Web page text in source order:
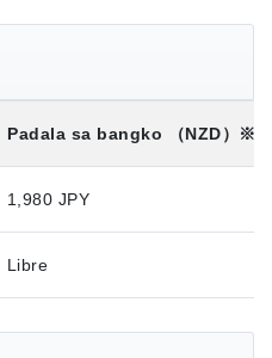
Padala sa bangko （NZD）※
1,980 JPY
Libre